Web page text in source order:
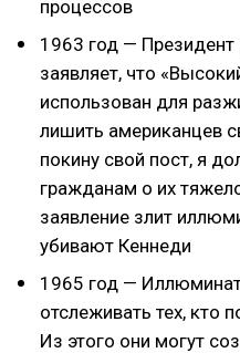
процессов
1963 год —
заявляет, что
использован для
лишить американцев
покину свой пост, я
гражданам о их
заявление злит
убивают Кеннеди
1965 год —
отслеживать тех, кто
Из этого они могут